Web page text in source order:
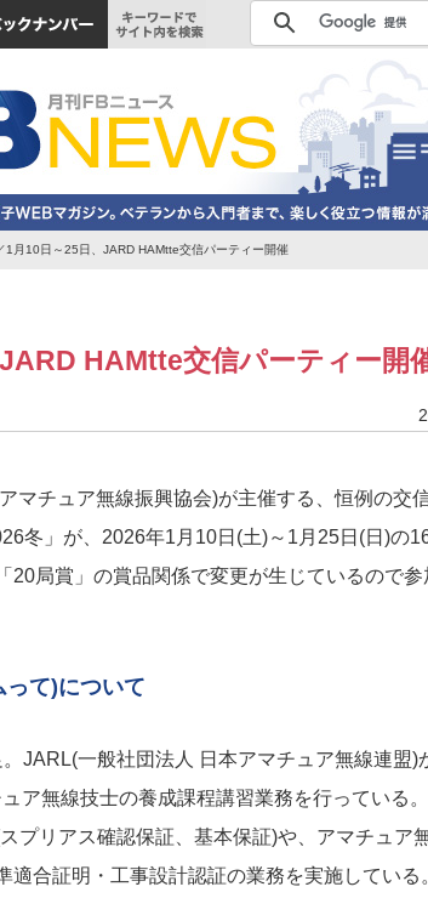
1月10日～25日、JARD HAMtte交信パーティー開催
HAMtte交信パーティー開
マチュア無線振興協会)が主催する、恒例の交
冬」が、2026年1月10日(土)～1月25日(日)の
20局賞」の賞品関係で変更が生じているので
て)について
JARL(一般社団法人 日本アマチュア無線連盟)
ア無線技士の養成課程講習業務を行っている
プリアス確認保証、基本保証)や、アマチュア
適合証明・工事設計認証の業務を実施している